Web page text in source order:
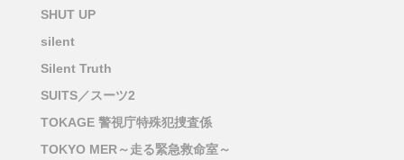
SHUT UP
silent
Silent Truth
SUITS／スーツ2
TOKAGE 警視庁特殊犯捜査係
TOKYO MER～走る緊急救命室～